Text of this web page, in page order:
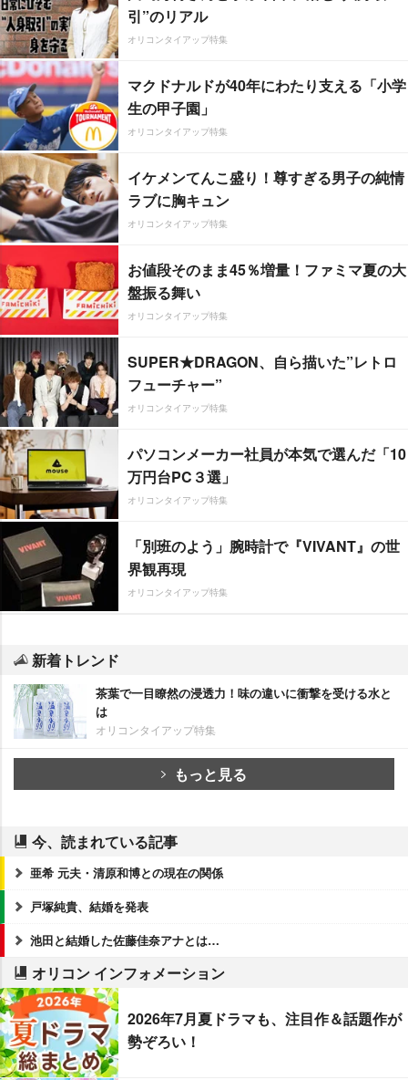
引”のリアル
オリコンタイアップ特集
マクドナルドが40年にわたり支える「小学
生の甲子園」
オリコンタイアップ特集
イケメンてんこ盛り！尊すぎる男子の純情
ラブに胸キュン
オリコンタイアップ特集
お値段そのまま45％増量！ファミマ夏の大
盤振る舞い
オリコンタイアップ特集
SUPER★DRAGON、自ら描いた”レトロ
フューチャー”
オリコンタイアップ特集
パソコンメーカー社員が本気で選んだ「10
万円台PC３選」
オリコンタイアップ特集
「別班のよう」腕時計で『VIVANT』の世
界観再現
オリコンタイアップ特集
新着トレンド
茶葉で一目瞭然の浸透力！味の違いに衝撃を受ける水と
は
オリコンタイアップ特集
もっと見る
今、読まれている記事
亜希 元夫・清原和博との現在の関係
戸塚純貴、結婚を発表
池田と結婚した佐藤佳奈アナとは…
オリコン インフォメーション
2026年7月夏ドラマも、注目作＆話題作が
勢ぞろい！